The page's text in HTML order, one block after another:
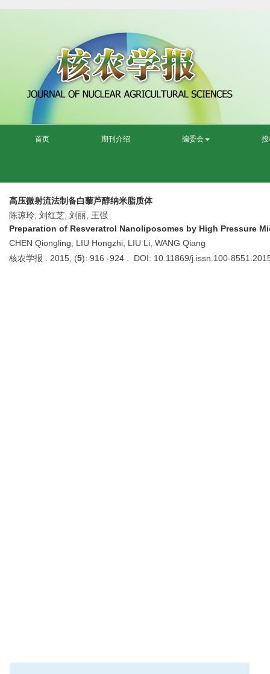
首页 期刊介绍 编委会
高压微射流法制备白藜芦醇纳米脂质体
陈琼玲, 刘红芝, 刘丽, 王强
Preparation of Resveratrol Nanoliposomes by High Pressure
CHEN Qiongling, LIU Hongzhi, LIU Li, WANG Qiang
核农学报 . 2015, (5): 916 -924 . DOI: 10.11869/j.issn.100-